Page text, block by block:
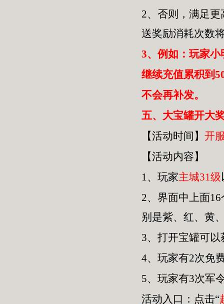
2、否则，满足
送奖励消耗次数
3、例如：玩家
继续充值累积到
不会再补发。
五、大宝罐开大
【活动时间】 开
【活动内容】
1、玩家主城31级
2、界面中上面
别是紫、红、黄
3、打开宝罐可
4、玩家有2次免
5、玩家有3次军
活动入口：点击“